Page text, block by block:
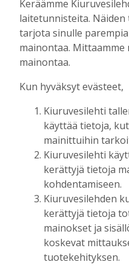
korkotason
tulokseen
Tilaajille
Toimitus
villitystäkin on
hölläämään
Tilaajille
Aku Laatikainen
Vaikuttaako
Kiuruvedellä?
odottaa”,
Tilaajille
Hanna Soini
Liikuntasalin
käynnissä –
Keräämme
laitetunnisteita.
tarjota sinulle
mainontaa. Mittaamme
mainontaa.
Kun hyväksyt evästeet,
Kiuruvesilehti
käyttää tietoja,
mainittuihin
Kiuruvesilehti
kerättyjä tietoja
kohdentamiseen.
Kiuruvesilehden
kerättyjä tietoja
mainokset ja
koskevat
tuotekehityksen.